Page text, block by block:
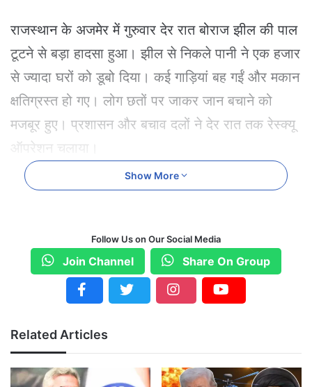
राजस्थान के अजमेर में गुरुवार देर रात बोराज झील की पाल
टूटने से बड़ा हादसा हुआ। झील से निकले पानी ने एक हजार
से ज्यादा घरों को डूबो दिया। कई गाड़ियां बह गईं और मकान
क्षतिग्रस्त हो गए। लोग छतों पर जाकर जान बचाने को
मजबूर हुए। प्रशासन और बचाव दलों ने देर रात तक रेस्क्यू
ऑपरेशन चलाया।
Show More
Follow Us on Our Social Media
Join Channel Share On Group
Related Articles